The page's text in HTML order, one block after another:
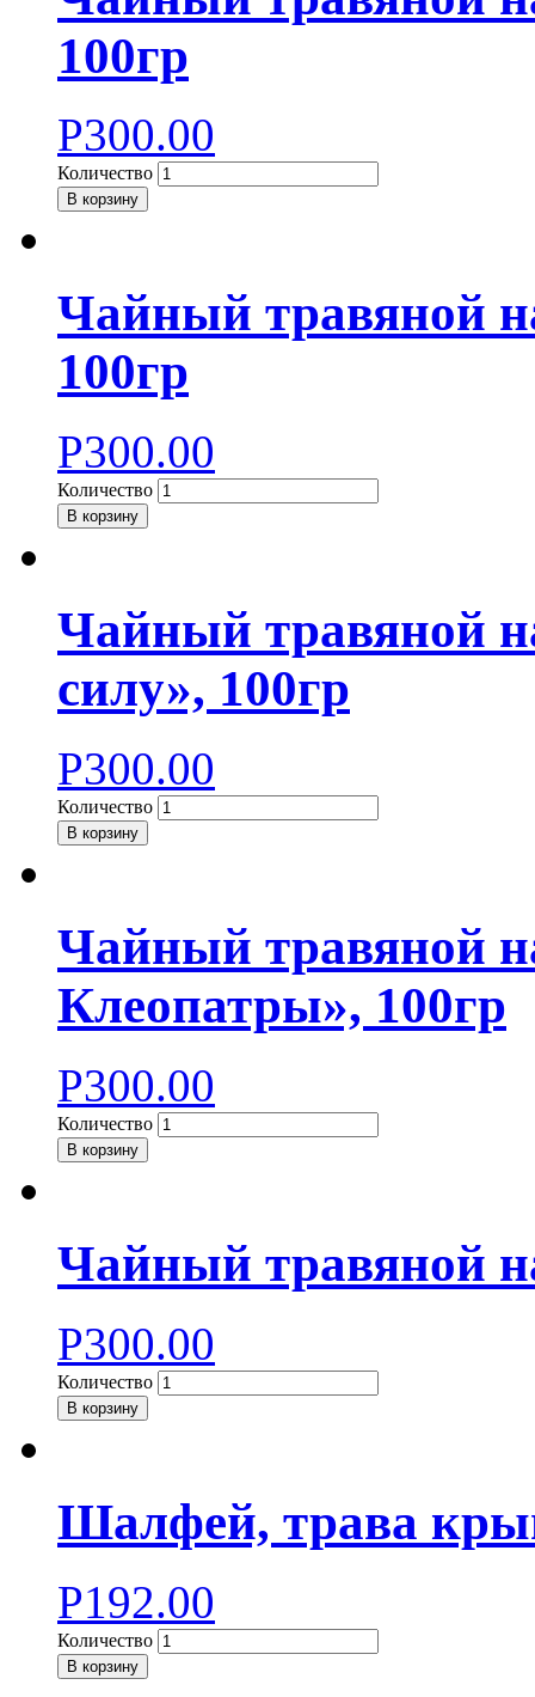
100гр
Р300.00
Количество
В корзину
Чайный травяной
100гр
Р300.00
Количество
В корзину
Чайный травяной
силу», 100гр
Р300.00
Количество
В корзину
Чайный травяной
Клеопатры», 100гр
Р300.00
Количество
В корзину
Чайный травяной
Р300.00
Количество
В корзину
Шалфей, трава
Р192.00
Количество
В корзину